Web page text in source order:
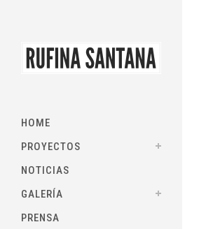
HOME
PROYECTOS
NOTICIAS
GALERÍA
PRENSA